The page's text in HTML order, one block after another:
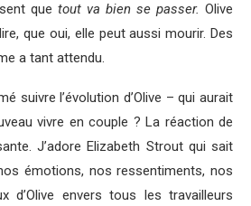
que tout va bien se passer. Olive
que oui, elle peut aussi mourir. Des
a tant attendu.
suivre l’évolution d’Olive – qui aurait
vivre en couple ? La réaction de
J’adore Elizabeth Strout qui sait
émotions, nos ressentiments, nos
d’Olive envers tous les travailleurs